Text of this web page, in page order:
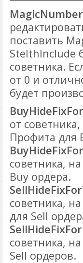
MagicNumber
поставить
StelthInclude
советника.
от 0 и
будет
от
Профита для
советника,
Buy ордера.
советника,
для Sell
советника,
Sell ордеров.